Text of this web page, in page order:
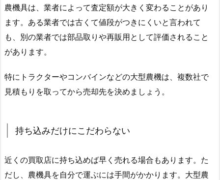
農機具は、業者によって査定額が大きく変わることがあり
ます。ある業者では古くて値段がつきにくいと言われて
も、別の業者では部品取りや再販用として評価されること
があります。
特にトラクターやコンバインなどの大型農機は、複数社で
見積もりを取ってから売却先を決めましょう。
持ち込みだけにこだわらない
近くの買取店に持ち込めば早く売れる場合もあります。た
だし、農機具を自分で運ぶには手間がかかります。大型農